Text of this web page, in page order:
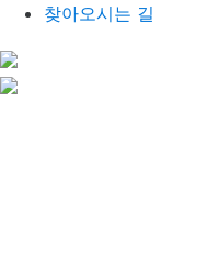
찾아오시는 길